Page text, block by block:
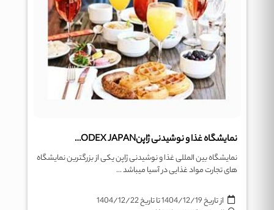
نمایشگاه غذا و نوشیدنی ژاپنFOODEX JAPAN
نمایشگاه بین المللی غذا و نوشیدنی ژاپن یکی از بزرگترین نمایشگاه
های تجارت مواد غذایی در آسیا میباشد ...
از تاریخ1404/12/19تا تاریخ1404/12/22